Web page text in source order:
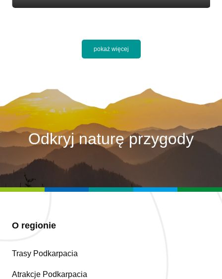
pokaż więcej
Odkryj naturę przygody
O regionie
Trasy Podkarpacia
Atrakcje Podkarpacia